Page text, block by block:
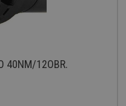
40NM/12OBR.